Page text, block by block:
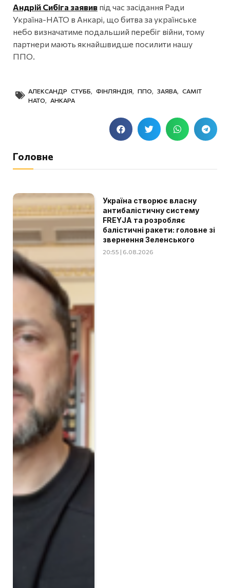
Андрій Сибіга заявив під час засідання Ради
Україна-НАТО в Анкарі, що битва за українське
небо визначатиме подальший перебіг війни, тому
партнери мають якнайшвидше посилити нашу
ППО.
АЛЕКСАНДР СТУББ ФІНЛЯНДІЯ ППО ЗАЯВА
САМІТ
НАТО
АНКАРА
Головне
Україна створює власну
антибалістичну систему
FREYJA та розробляє
балістичні ракети: головне зі
звернення Зеленського
20:55 | 6.08.2026